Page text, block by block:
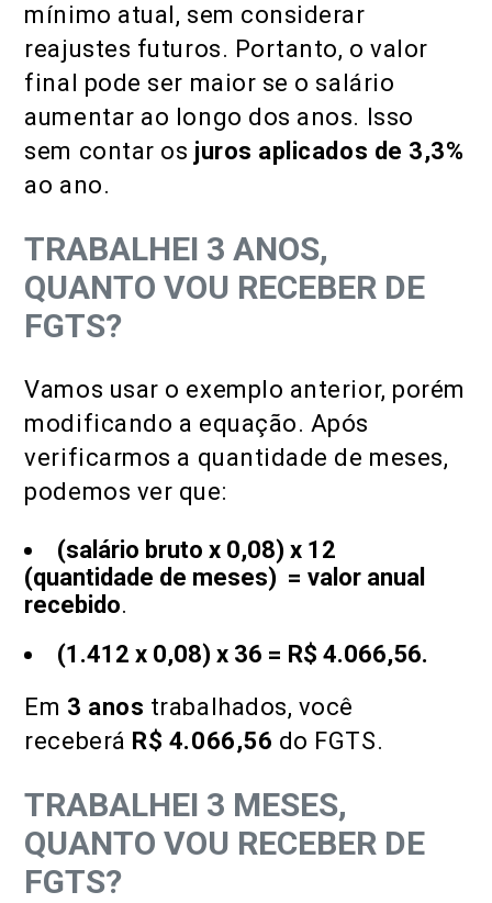
mínimo atual, sem considerar
reajustes futuros. Portanto, o valor
final pode ser maior se o salário
aumentar ao longo dos anos. Isso
sem contar os juros aplicados de 3,3%
ao ano.
TRABALHEI 3 ANOS,
QUANTO VOU RECEBER DE
FGTS?
Vamos usar o exemplo anterior, porém
modificando a equação. Após
verificarmos a quantidade de meses,
podemos ver que:
(salário bruto x 0,08) x 12
(quantidade de meses) = valor anual
recebido.
(1.412 x 0,08) x 36 = R$ 4.066,56.
Em 3 anos trabalhados, você
receberá R$ 4.066,56 do FGTS.
TRABALHEI 3 MESES,
QUANTO VOU RECEBER DE
FGTS?